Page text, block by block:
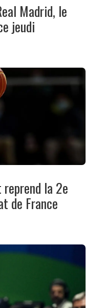
Madrid, le
jeudi
reprend la 2e
de France